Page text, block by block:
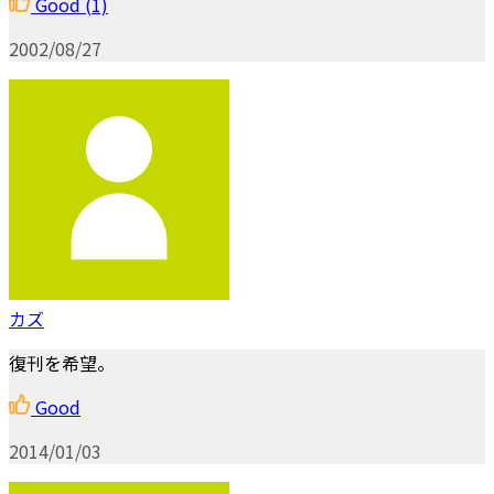
2002/08/27
カズ
復刊を希望。
Good
2014/01/03